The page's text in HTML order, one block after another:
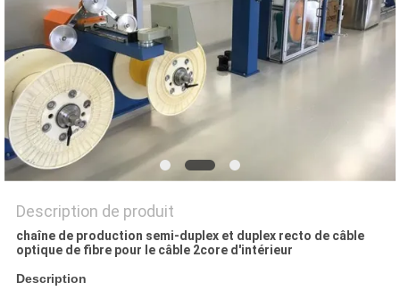
POLITIQUE
DE
CONFIDENTIALITÉ
Description de produit
chaîne de production semi-duplex et duplex recto de câble
optique de fibre pour le câble 2core d'intérieur
Description